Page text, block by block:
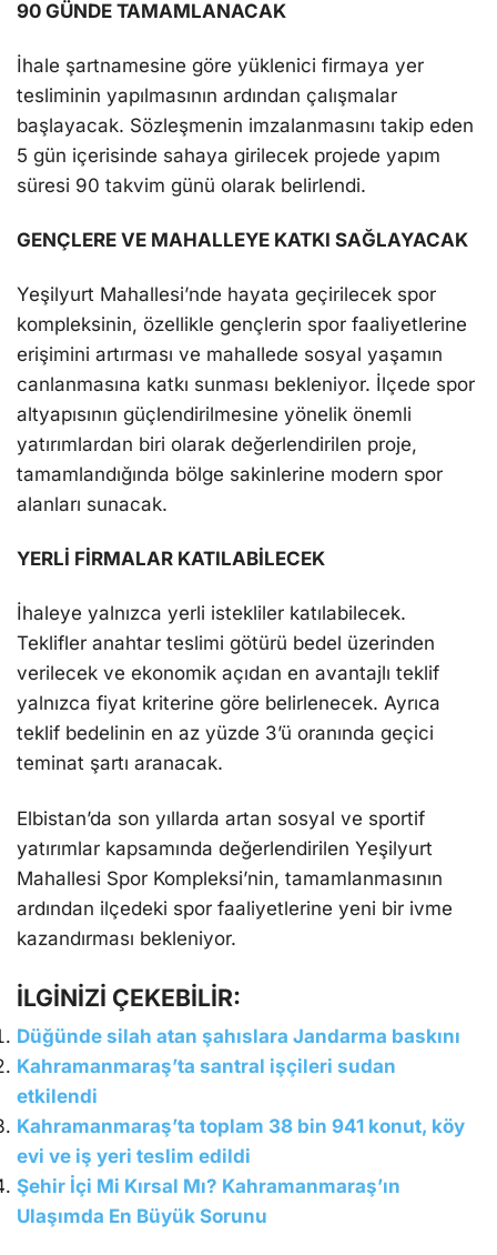
90 GÜNDE TAMAMLANACAK
İhale şartnamesine göre yüklenici firmaya yer
tesliminin yapılmasının ardından çalışmalar
başlayacak. Sözleşmenin imzalanmasını takip eden
5 gün içerisinde sahaya girilecek projede yapım
süresi 90 takvim günü olarak belirlendi.
GENÇLERE VE MAHALLEYE KATKI SAĞLAYACAK
Yeşilyurt Mahallesi’nde hayata geçirilecek spor
kompleksinin, özellikle gençlerin spor faaliyetlerine
erişimini artırması ve mahallede sosyal yaşamın
canlanmasına katkı sunması bekleniyor. İlçede spor
altyapısının güçlendirilmesine yönelik önemli
yatırımlardan biri olarak değerlendirilen proje,
tamamlandığında bölge sakinlerine modern spor
alanları sunacak.
YERLİ FİRMALAR KATILABİLECEK
İhaleye yalnızca yerli istekliler katılabilecek.
Teklifler anahtar teslimi götürü bedel üzerinden
verilecek ve ekonomik açıdan en avantajlı teklif
yalnızca fiyat kriterine göre belirlenecek. Ayrıca
teklif bedelinin en az yüzde 3’ü oranında geçici
teminat şartı aranacak.
Elbistan’da son yıllarda artan sosyal ve sportif
yatırımlar kapsamında değerlendirilen Yeşilyurt
Mahallesi Spor Kompleksi’nin, tamamlanmasının
ardından ilçedeki spor faaliyetlerine yeni bir ivme
kazandırması bekleniyor.
İLGİNİZİ ÇEKEBİLİR:
Düğünde silah atan şahıslara Jandarma baskını
Kahramanmaraş’ta santral işçileri sudan
etkilendi
Kahramanmaraş’ta toplam 38 bin 941 konut, köy
evi ve iş yeri teslim edildi
Şehir İçi Mi Kırsal Mı? Kahramanmaraş’ın
Ulaşımda En Büyük Sorunu